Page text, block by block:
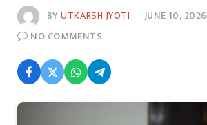
BYUTKARSH JYOTI
JUNE 10, 2026
NO COMMENTS